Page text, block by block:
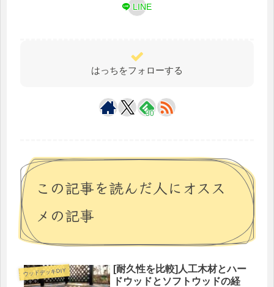
LINE
はっちをフォローする
30
この記事を読んだ人にオスス
メの記事
ウッドデッキDIY
[耐久性を比較]人工木材とハー
ドウッドとソフトウッドの経